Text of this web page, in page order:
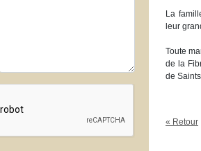
La
leur
Toute
de la
de
« Retour